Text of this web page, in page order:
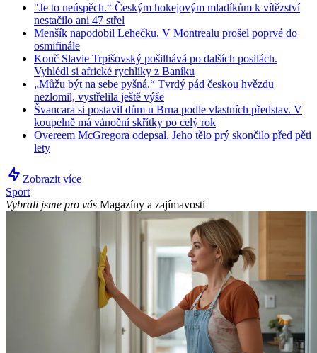
"Je to neúspěch.“ Českým hokejovým mladíkům k vítězství
nestačilo ani 47 střel
Menšík napodobil Lehečku. V Montrealu prošel poprvé do
osmifinále
Kouč Slavie Trpišovský pošilhává po dalších posilách.
Vyhlédl si africké rychlíky z Baníku
„Můžu být na sebe pyšná.“ Tvrdý pád českou hvězdu
nezlomil, vystřelila ještě výše
Švancara si postavil dům u Brna podle vlastních představ. V
koupelně má vánoční skřítky po celý rok
Overeem McGregora odepsal. Jeho tělo prý skončilo před pěti
lety
Zobrazit více
Sport
Vybrali jsme pro vás Magazíny a zajímavosti